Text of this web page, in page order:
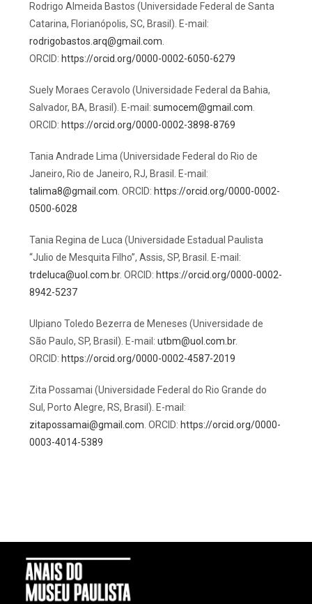
Rodrigo Almeida Bastos (Universidade Federal de Santa
Catarina, Florianópolis, SC, Brasil). E-mail:
rodrigobastos.arq@gmail.com
ORCID: https://orcid.org/0000-0002-6050-6279
Suely Moraes Ceravolo (Universidade Federal da Bahia,
Salvador, BA, Brasil). E-mail:sumocem@gmail.com
ORCID: https://orcid.org/0000-0002-3898-8769
Tania Andrade Lima (Universidade Federal do Rio de
Janeiro, Rio de Janeiro, RJ, Brasil. E-mail:
talima8@gmail.com . ORCID: https://orcid.org/0000-0002-
0500-6028
Tania Regina de Luca (Universidade Estadual Paulista
“Julio de Mesquita Filho”, Assis, SP, Brasil. E-mail:
trdeluca@uol.com.br. ORCID: https://orcid.org/0000-0002-
8942-5237
Ulpiano Toledo Bezerra de Meneses (Universidade de
São Paulo, SP, Brasil). E-mail:utbm@uol.com.br.
ORCID: https://orcid.org/0000-0002-4587-2019
Zita Possamai (Universidade Federal do Rio Grande do
Sul, Porto Alegre, RS, Brasil). E-mail:
zitapossamai@gmail.com . ORCID: https://orcid.org/0000-
0003-4014-5389